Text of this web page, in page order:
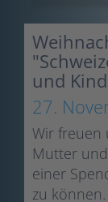
und
27.
Wir freuen
Mutter
einer
zu können.